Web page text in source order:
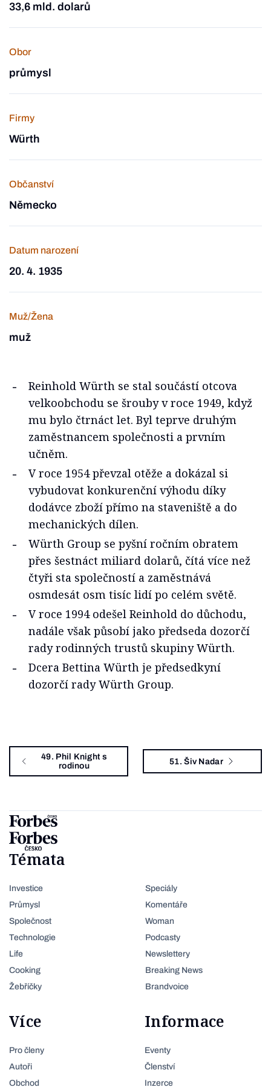
33,6 mld. dolarů
Obor
průmysl
Firmy
Würth
Občanství
Německo
Datum narození
20. 4. 1935
Muž/Žena
muž
Reinhold Würth se stal součástí otcova
velkoobchodu se šrouby v roce 1949, když
mu bylo čtrnáct let. Byl teprve druhým
zaměstnancem společnosti a prvním
učněm.
V roce 1954 převzal otěže a dokázal si
vybudovat konkurenční výhodu díky
dodávce zboží přímo na staveniště a do
mechanických dílen.
Würth Group se pyšní ročním obratem
přes šestnáct miliard dolarů, čítá více než
čtyři sta společností a zaměstnává
osmdesát osm tisíc lidí po celém světě.
V roce 1994 odešel Reinhold do důchodu,
nadále však působí jako předseda dozorčí
rady rodinných trustů skupiny Würth.
Dcera Bettina Würth je předsedkyní
dozorčí rady Würth Group.
49. Phil Knight s
rodinou
51. Šiv Nadar
Témata
Investice
Průmysl
Společnost
Technologie
Life
Cooking
Žebříčky
Speciály
Komentáře
Woman
Podcasty
Newslettery
Breaking News
Brandvoice
Více
Pro členy
Autoři
Obchod
Informace
Eventy
Členství
Inzerce